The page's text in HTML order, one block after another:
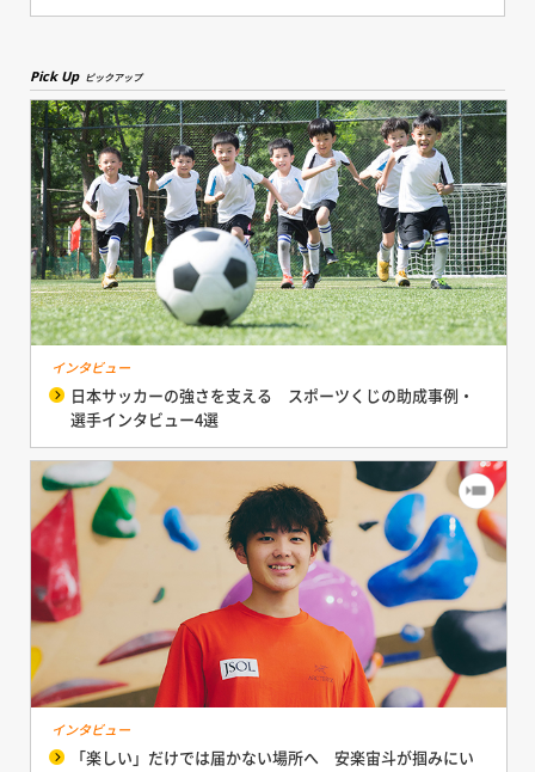
Pick Up ピックアップ
インタビュー
日本サッカーの強さを支える スポーツくじの助成事例・
選手インタビュー4選
インタビュー
「楽しい」だけでは届かない場所へ 安楽宙斗が掴みにい